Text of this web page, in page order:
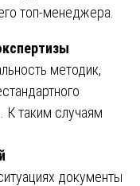
топ-менеджера.
методик,
К таким случаям
документы